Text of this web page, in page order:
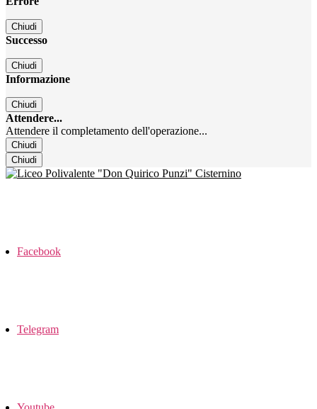
Chiudi
Successo
Chiudi
Informazione
Chiudi
Attendere...
Attendere il completamento dell'operazione...
Chiudi
Chiudi
Facebook
Telegram